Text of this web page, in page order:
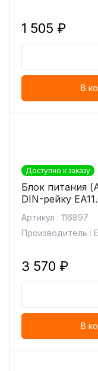
1 505 ₽
В
Доступно к заказу
Блок питания
DIN-рейку
Артикул : 116897
Производитель :
3 570 ₽
В